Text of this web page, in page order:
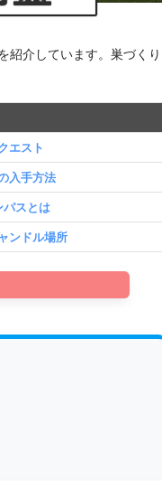
紹介しています。巣づくり
エスト
入手方法
パスとは
ンドル場所